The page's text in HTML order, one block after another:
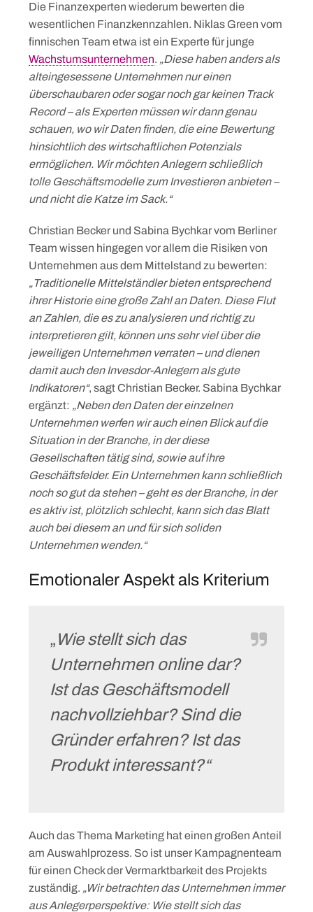
Die Finanzexperten wiederum bewerten die
wesentlichen Finanzkennzahlen. Niklas Green vom
finnischen Team etwa ist ein Experte für junge
Wachstumsunternehmen. „Diese haben anders als
alteingesessene Unternehmen nur einen
überschaubaren oder sogar noch gar keinen Track
Record – als Experten müssen wir dann genau
schauen, wo wir Daten finden, die eine Bewertung
hinsichtlich des wirtschaftlichen Potenzials
ermöglichen. Wir möchten Anlegern schließlich
tolle Geschäftsmodelle zum Investieren anbieten –
und nicht die Katze im Sack.“
Christian Becker und Sabina Bychkar vom Berliner
Team wissen hingegen vor allem die Risiken von
Unternehmen aus dem Mittelstand zu bewerten:
„Traditionelle Mittelständler bieten entsprechend
ihrer Historie eine große Zahl an Daten. Diese Flut
an Zahlen, die es zu analysieren und richtig zu
interpretieren gilt, können uns sehr viel über die
jeweiligen Unternehmen verraten – und dienen
damit auch den Invesdor-Anlegern als gute
Indikatoren“, sagt Christian Becker. Sabina Bychkar
ergänzt: „Neben den Daten der einzelnen
Unternehmen werfen wir auch einen Blick auf die
Situation in der Branche, in der diese
Gesellschaften tätig sind, sowie auf ihre
Geschäftsfelder. Ein Unternehmen kann schließlich
noch so gut da stehen – geht es der Branche, in der
es aktiv ist, plötzlich schlecht, kann sich das Blatt
auch bei diesem an und für sich soliden
Unternehmen wenden.“
Emotionaler Aspekt als Kriterium
„Wie stellt sich das
Unternehmen online dar?
Ist das Geschäftsmodell
nachvollziehbar? Sind die
Gründer erfahren? Ist das
Produkt interessant?“
Auch das Thema Marketing hat einen großen Anteil
am Auswahlprozess. So ist unser Kampagnenteam
für einen Check der Vermarktbarkeit des Projekts
zuständig. „Wir betrachten das Unternehmen immer
aus Anlegerperspektive: Wie stellt sich das